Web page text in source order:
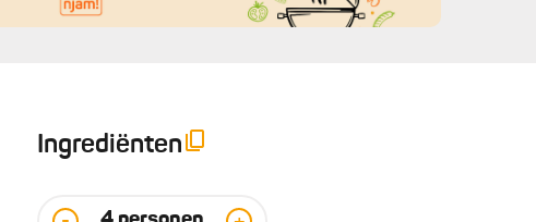
Ingrediënten